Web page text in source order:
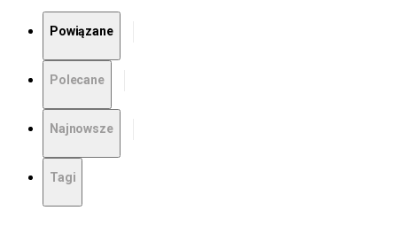
Powiązane
Polecane
Najnowsze
Tagi